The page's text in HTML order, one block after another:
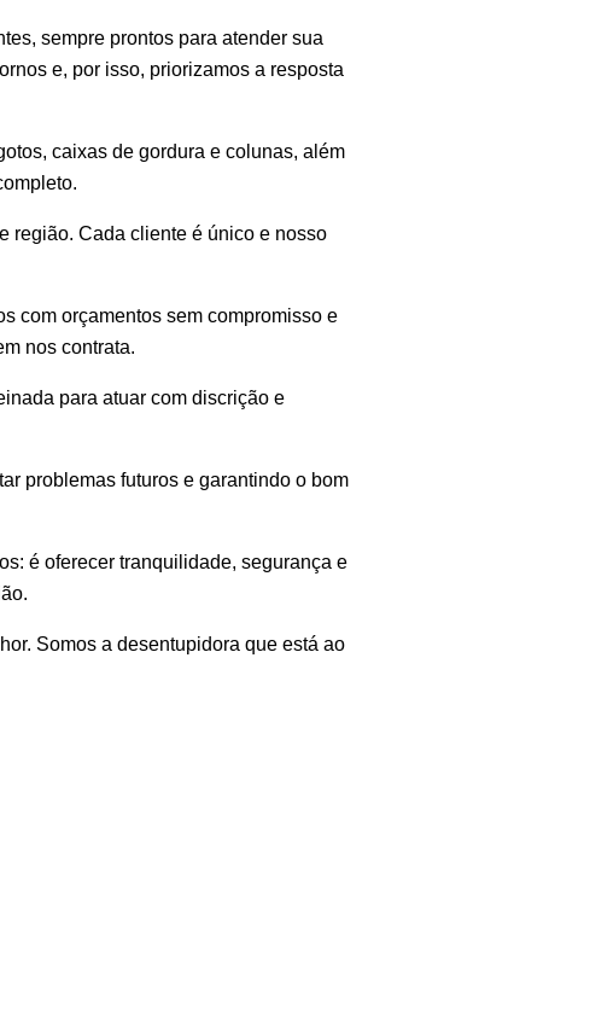
sempre prontos para atender sua
e, por isso, priorizamos a resposta
caixas de gordura e colunas, além
região. Cada cliente é único e nosso
com orçamentos sem compromisso e
nos contrata.
para atuar com discrição e
problemas futuros e garantindo o bom
é oferecer tranquilidade, segurança e
Somos a desentupidora que está ao